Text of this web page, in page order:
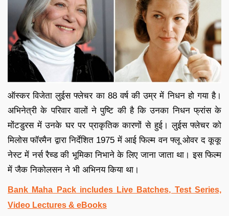
ऑस्कर विजेता लुईस फ्लेचर का 88 वर्ष की उम्र में निधन हो गया है।
अभिनेत्री के परिवार वालों ने पुष्टि की है कि उनका निधन फ्रांस के
मोंटडुरस में उनके घर पर प्राकृतिक कारणों से हुई। लुईस फ्लेचर को
मिलोस फॉरमैन द्वारा निर्देशित 1975 में आई फिल्म वन फ्लू ओवर द कूकू
नेस्ट में नर्स रैच्ड की भूमिका निभाने के लिए जाना जाता था। इस फिल्म
में जैक निकोलसन ने भी अभिनय किया था।
Bank Maha Pack includes Live Batches, Test Series,
Video Lectures & eBooks